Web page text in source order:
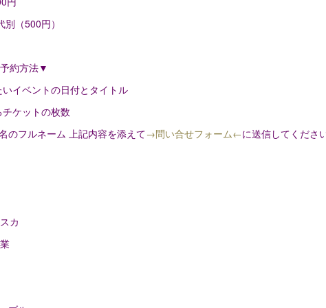
（500円）
約方法▼
いイベントの日付とタイトル
チケットの枚数
のフルネーム 上記内容を添えて→問い合せフォーム←に送信してくださ
カ